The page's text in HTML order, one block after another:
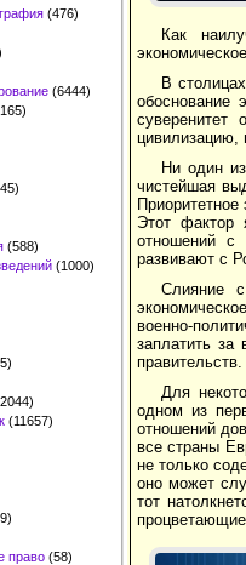
(476)
(6444)
(588)
(1000)
(11657)
право (58)
Как
В
обоснование
суверенитет
цивилизацию,
Ни один
чистейшая
Этот фактор
отношений с
развивают с
Слияние
военно-
заплатить за
правительств.
Для
одном из
отношений
все страны
не только
оно может
тот